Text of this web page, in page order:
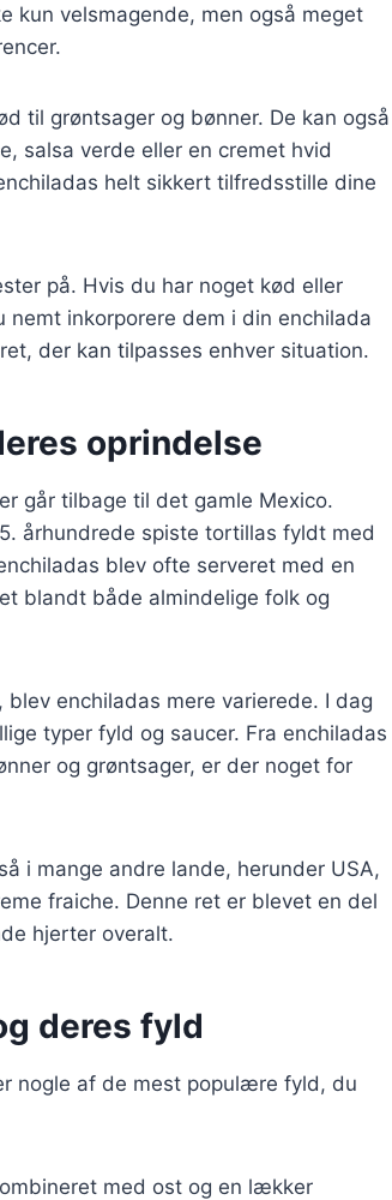
kun velsmagende, men også meget
til grøntsager og bønner. De kan også
salsa verde eller en cremet hvid
helt sikkert tilfredsstille dine
på. Hvis du har noget kød eller
inkorporere dem i din enchilada
der kan tilpasses enhver situation.
oprindelse
går tilbage til det gamle Mexico.
århundrede spiste tortillas fyldt med
blev ofte serveret med en
blandt både almindelige folk og
enchiladas mere varierede. I dag
typer fyld og saucer. Fra enchiladas
og grøntsager, er der noget for
i mange andre lande, herunder USA,
fraiche. Denne ret er blevet en del
hjerter overalt.
deres fyld
nogle af de mest populære fyld, du
med ost og en lækker